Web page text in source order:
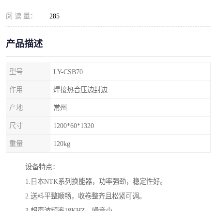
阅 读 量： 285
产品描述
型号 LY-CSB70
作用 焊接热合压边封边
产地 常州
尺寸 1200*60*1320
重量 120kg
设备特点：
1.日本NTK系列换能器，功率强劲，稳定性好。
2.送料平整顺畅，收卷整齐且松紧可调。